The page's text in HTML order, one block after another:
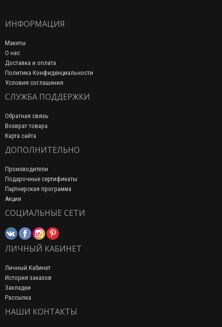
ИНФОРМАЦИЯ
Макеты
О нас
Доставка и оплата
Политика Конфиденциальности
Условия соглашения
СЛУЖБА ПОДДЕРЖКИ
Обратная связь
Возврат товара
Карта сайта
ДОПОЛНИТЕЛЬНО
Производители
Подарочные сертификаты
Партнерская программа
Акции
СОЦИАЛЬНЫЕ СЕТИ
ЛИЧНЫЙ КАБИНЕТ
Личный Кабинет
История заказов
Закладки
Рассылка
НАШИ КОНТАКТЫ